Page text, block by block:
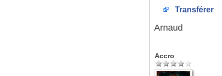
Transférer
Arnaud
Accro